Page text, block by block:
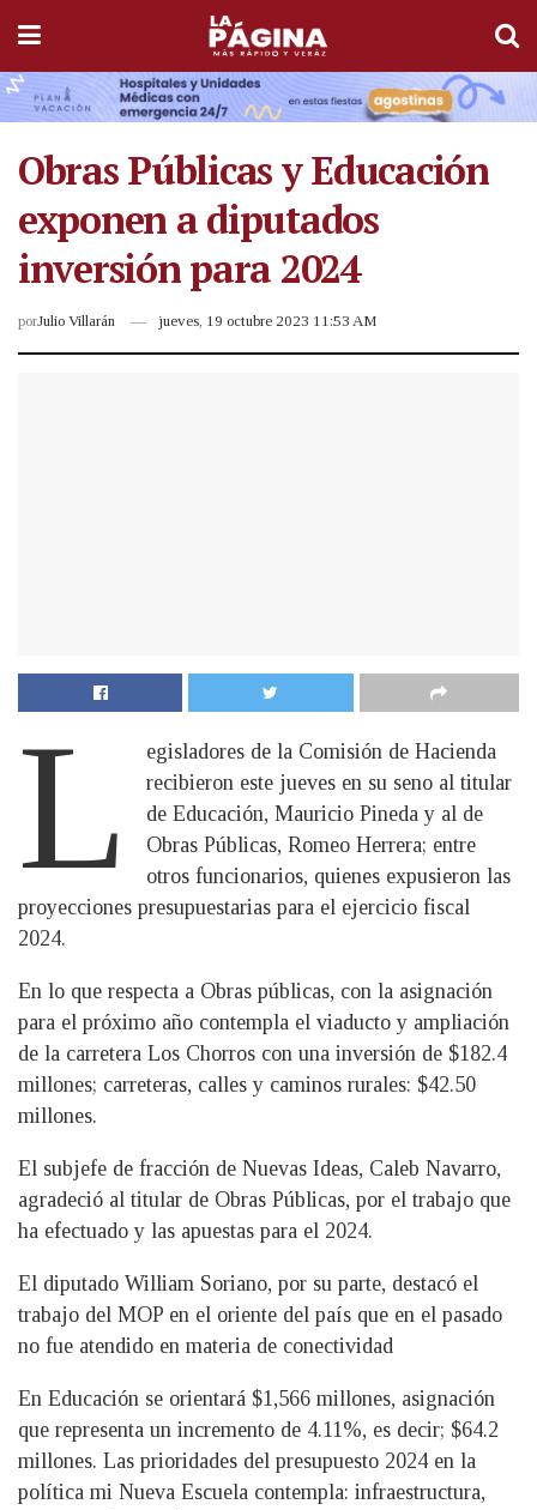
Obras Públicas y Educación
exponen a diputados
inversión para 2024
porJulio Villarán jueves, 19 octubre 2023 11:53 AM
L
egisladores de la Comisión de Hacienda
recibieron este jueves en su seno al titular
de Educación, Mauricio Pineda y al de
Obras Públicas, Romeo Herrera; entre
otros funcionarios, quienes expusieron las
proyecciones presupuestarias para el ejercicio fiscal
2024.
En lo que respecta a Obras públicas, con la asignación
para el próximo año contempla el viaducto y ampliación
de la carretera Los Chorros con una inversión de $182.4
millones; carreteras, calles y caminos rurales: $42.50
millones.
El subjefe de fracción de Nuevas Ideas, Caleb Navarro,
agradeció al titular de Obras Públicas, por el trabajo que
ha efectuado y las apuestas para el 2024.
El diputado William Soriano, por su parte, destacó el
trabajo del MOP en el oriente del país que en el pasado
no fue atendido en materia de conectividad
En Educación se orientará $1,566 millones, asignación
que representa un incremento de 4.11%, es decir; $64.2
millones. Las prioridades del presupuesto 2024 en la
política mi Nueva Escuela contempla: infraestructura,